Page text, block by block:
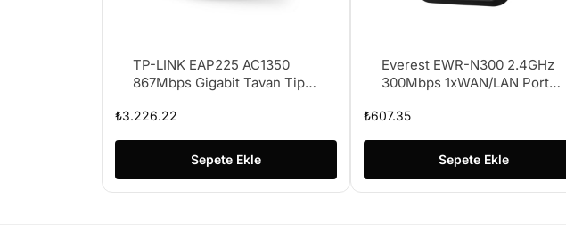
TP-LINK EAP225 AC1350
867Mbps Gigabit Tavan Tipi
dahil)
₺3.226.22
Sepete Ekle
Everest EWR-N300 2.4GHz
300Mbps 1xWAN/LAN Port
Kablosuz Menzil Genişletici
₺607.35
Sepete Ekle